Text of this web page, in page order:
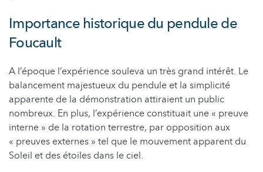
Importance historique du pendule de
Foucault
A l’époque l’expérience souleva un très grand intérêt. Le
balancement majestueux du pendule et la simplicité
apparente de la démonstration attiraient un public
nombreux. En plus, l’expérience constituait une « preuve
interne » de la rotation terrestre, par opposition aux
« preuves externes » tel que le mouvement apparent du
Soleil et des étoiles dans le ciel.